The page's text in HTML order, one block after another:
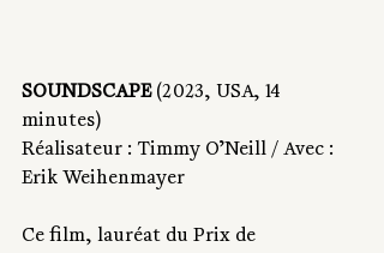
SOUNDSCAPE (2023, USA, 14
minutes)
Réalisateur : Timmy O’Neill / Avec :
Erik Weihenmayer
Ce film, lauréat du Prix de